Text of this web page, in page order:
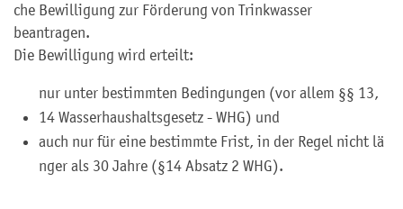
che Bewilligung zur Förderung von Trinkwasser
beantragen.
Die Bewilligung wird erteilt:
nur unter bestimmten Bedingungen (vor allem §§ 13,
14 Wasserhaushaltsgesetz - WHG) und
auch nur für eine bestimmte Frist, in der Regel nicht lä
nger als 30 Jahre (§14 Absatz 2 WHG).